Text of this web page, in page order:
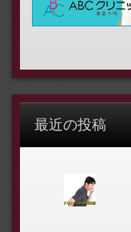
最近の投稿